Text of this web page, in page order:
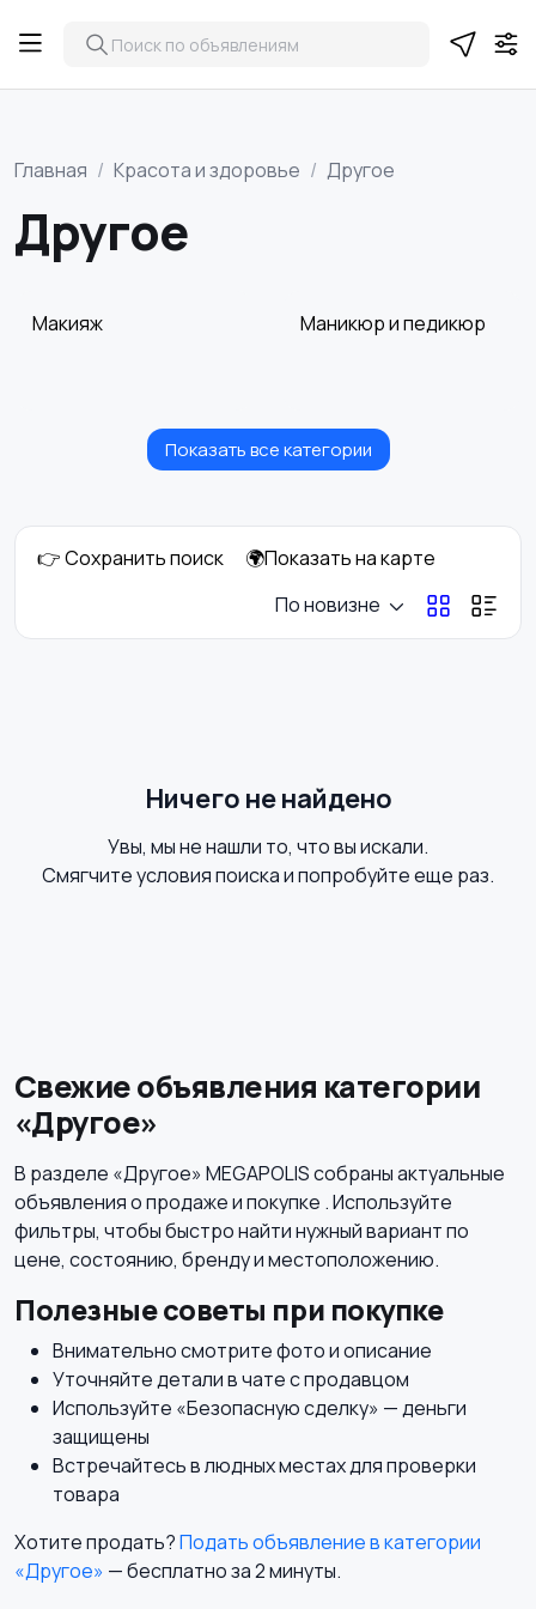
Главная Красота и здоровье Другое
Другое
Макияж Маникюр и педикюр
Товары для здоровья Парфюмерия
Уход за волосами
Тату и татуаж Солярии и загар
Показать все категории
👉 Сохранить поиск
🌍Показать на карте
По новизне
Ничего не найдено
Увы, мы не нашли то, что вы искали.
Смягчите условия поиска и попробуйте еще раз.
Свежие объявления категории
«Другое»
В разделе «Другое» MEGAPOLIS собраны актуальные
объявления о продаже и покупке . Используйте
фильтры, чтобы быстро найти нужный вариант по
цене, состоянию, бренду и местоположению.
Полезные советы при покупке
Внимательно смотрите фото и описание
Уточняйте детали в чате с продавцом
Используйте «Безопасную сделку» — деньги
защищены
Встречайтесь в людных местах для проверки
товара
Хотите продать?Подать объявление в категории
«Другое» — бесплатно за 2 минуты.